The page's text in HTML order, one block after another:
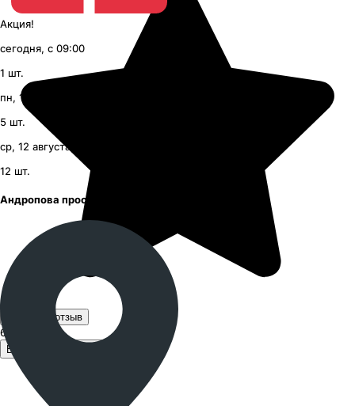
Оставить отзыв
600 ₽ за шт.
В корзину 1 шт. за 600 ₽
Акция!
сегодня, с 09:00
1 шт.
пн, 10 августа, с 09:00
5 шт.
ср, 12 августа, с 09:00
12 шт.
Андропова проспект